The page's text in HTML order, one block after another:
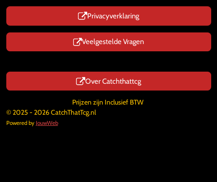
Privacyverklaring
Veelgestelde Vragen
Over Catchthattcg
Prijzen zijn Inclusief BTW
© 2025 - 2026 CatchThatTcg.nl
Powered by JouwWeb